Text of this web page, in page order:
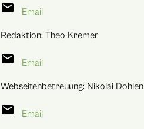
email Email
Redaktion: Theo Kremer
email Email
Webseitenbetreuung: Nikolai Dohlen
email Email